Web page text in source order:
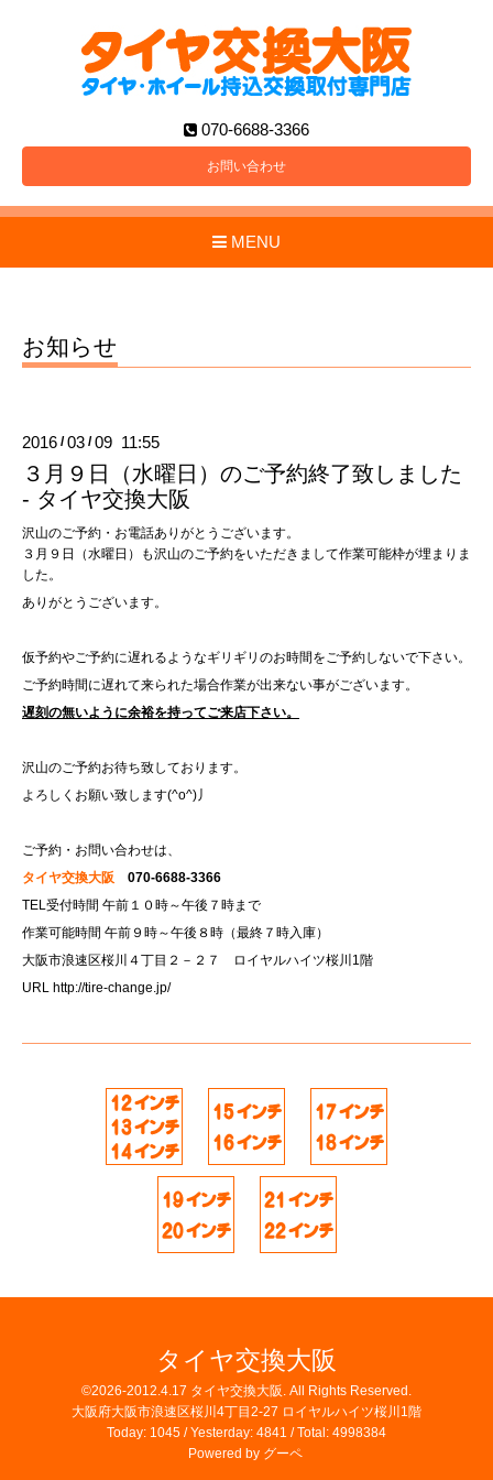
070-6688-3366
お問い合わせ
MENU
お知らせ
2016 /03 /09 11:55
３月９日（水曜日）のご予約終了致しました
- タイヤ交換大阪
沢山のご予約・お電話ありがとうございます。
３月９日（水曜日）も沢山のご予約をいただきまして作業可能枠が埋まりま
した。
ありがとうございます。
仮予約やご予約に遅れるようなギリギリのお時間をご予約しないで下さい。
ご予約時間に遅れて来られた場合作業が出来ない事がございます。
遅刻の無いように余裕を持ってご来店下さい。
沢山のご予約お待ち致しております。
よろしくお願い致します(^o^)丿
ご予約・お問い合わせは、
タイヤ交換大阪 070-6688-3366
TEL受付時間 午前１０時～午後７時まで
作業可能時間 午前９時～午後８時（最終７時入庫）
大阪市浪速区桜川４丁目２－２７ ロイヤルハイツ桜川1階
URL http://tire-change.jp/
タイヤ交換大阪
©2026-2012.4.17 タイヤ交換大阪 . All Rights Reserved.
大阪府大阪市浪速区桜川4丁目2-27 ロイヤルハイツ桜川1階
Today: 1045 / Yesterday: 4841 / Total: 4998384
Powered by グーペ